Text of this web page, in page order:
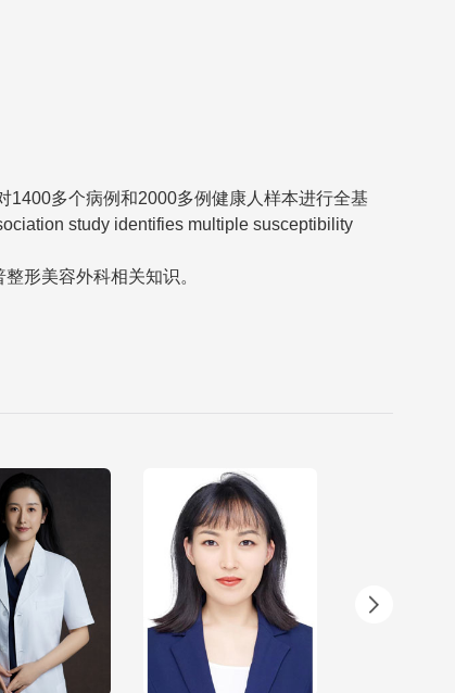
多个病例和2000多例健康人样本进行全基
study identifies multiple susceptibility
形美容外科相关知识。